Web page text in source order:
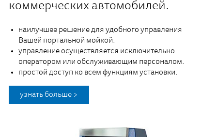
коммерческих автомобилей.
наилучшее решение для удобного управления
Вашей портальной мойкой.
управление осуществляется исключительно
оператором или обслуживающим персоналом.
простой доступ ко всем функциям установки.
узнать больше >